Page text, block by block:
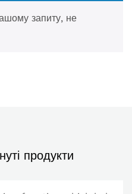
запиту, не
продукти